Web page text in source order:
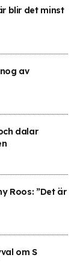
blir det minst
av
dalar
Roos: ”Det är
om S